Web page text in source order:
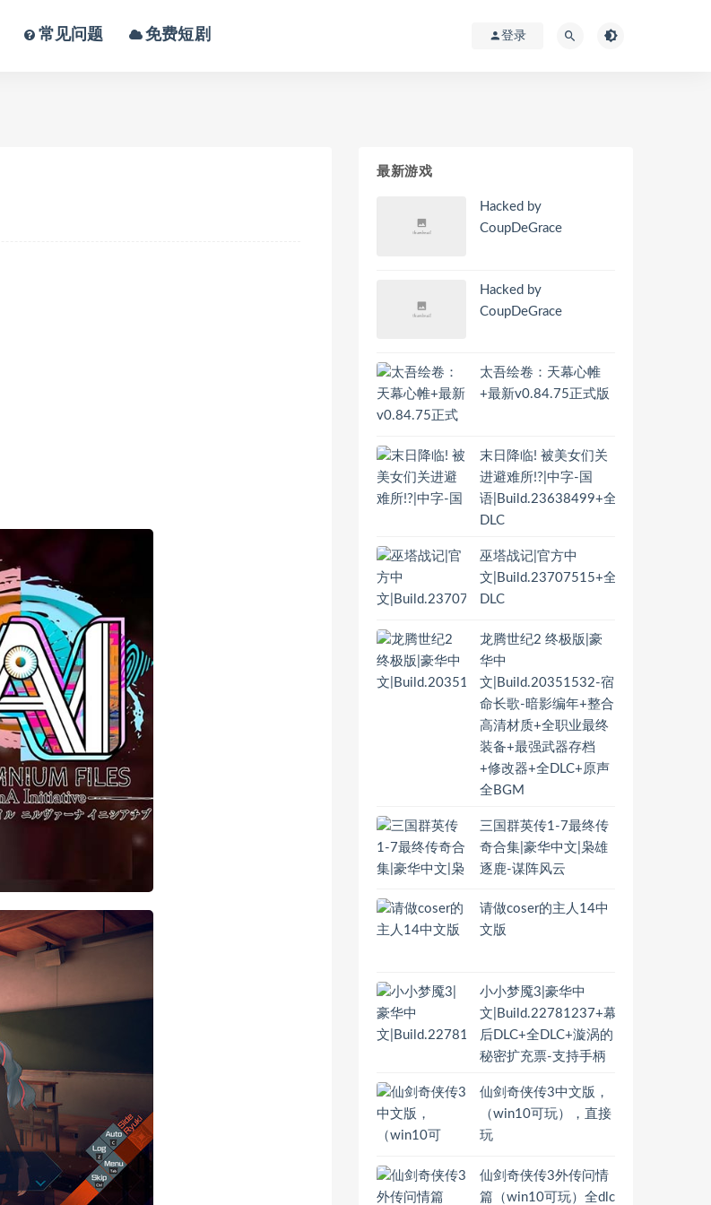
常见问题 免费短剧 登录
最新游戏
Hacked by
CoupDeGrace
Hacked by
CoupDeGrace
太吾绘卷：天幕心帷
+最新v0.84.75正式版
末日降临! 被美女们关
进避难所!?|中字-国
语|Build.23638499+全
DLC
巫塔战记|官方中
文|Build.23707515+全
DLC
龙腾世纪2 终极版|豪
华中
文|Build.20351532-宿
命长歌-暗影编年+整合
高清材质+全职业最终
装备+最强武器存档
+修改器+全DLC+原声
全BGM
三国群英传1-7最终传
奇合集|豪华中文|枭雄
逐鹿-谋阵风云
请做coser的主人14中
文版
小小梦魇3|豪华中
文|Build.22781237+幕
后DLC+全DLC+漩涡的
秘密扩充票-支持手柄
仙剑奇侠传3中文版，
（win10可玩），直接
玩
仙剑奇侠传3外传问情
篇（win10可玩）全dlc